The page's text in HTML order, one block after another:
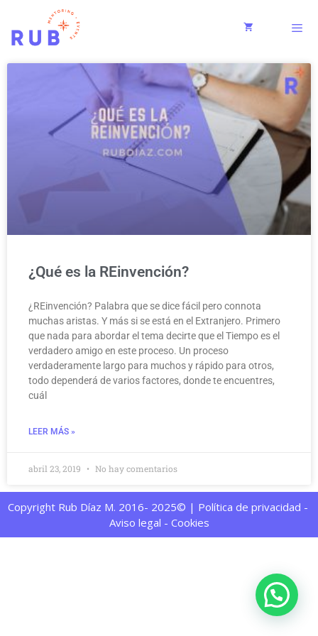
¿Qué es la REinvención?
¿REinvención? Palabra que se dice fácil pero connota
muchas aristas. Y más si se está en el Extranjero. Primero
que nada para abordar el tema decirte que el Tiempo es el
verdadero amigo en este proceso. Un proceso
verdaderamente largo para muchos y rápido para otros,
todo dependerá de varios factores, donde te encuentres,
cuál
LEER MÁS »
abril 23, 2019 No hay comentarios
Copyright Rub Díaz M. 2016- 2025© | Política de privacidad -
Aviso legal - Cookies